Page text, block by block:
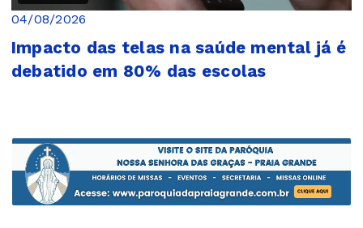
04/08/2026
Impacto das telas na saúde mental já é
debatido em 80% das escolas